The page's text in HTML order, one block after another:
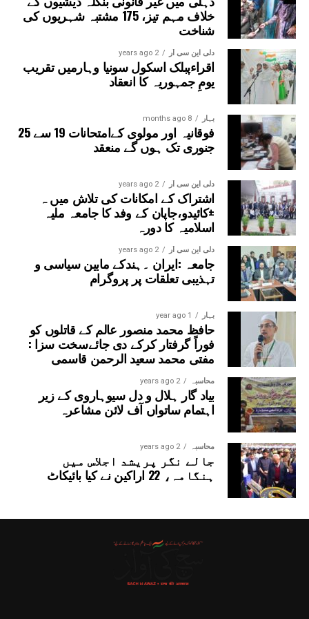
خلاف مہم تیز، 175 مشتبہ شہریوں کی
شناخت
دلی این سی آر 2 years ago
اقراءپبلک اسکول سونیا وہارمیں تقریب
یومِ جمہوریہ کا انعقاد
بہار 8 months ago
فوقانیہ اور مولوی کےامتحانات 19 سے 25
جنوری تک ہوں گے منعقد
دلی این سی آر 2 years ago
اشتراک کے امکانات کی تلاش میں ہ
±کائیدو،جاپان کے وفد کا جامعہ ملیہ
اسلامیہ کا دورہ
دلی این سی آر 2 years ago
جامعہ :ایران ۔ہندکے مابین سیاسی و
تہذیبی تعلقات پر پروگرام
بہار 1 year ago
حافظ محمد منصور عالم کے قاتلوں کو
فوراً گرفتار کرکے دی جائےسخت سزا :
مفتی محمد سعید الرحمن قاسمی
محاسبہ 2 years ago
بیاد گار ہلال و دل سیوہاروی کے زیر
اہتمام ساتواں آف لائن مشاعرہ
محاسبہ 2 years ago
جالے نگر پریشد اجلاس میں
ہنگامہ، 22 اراکین نے کیا بائیکاٹ